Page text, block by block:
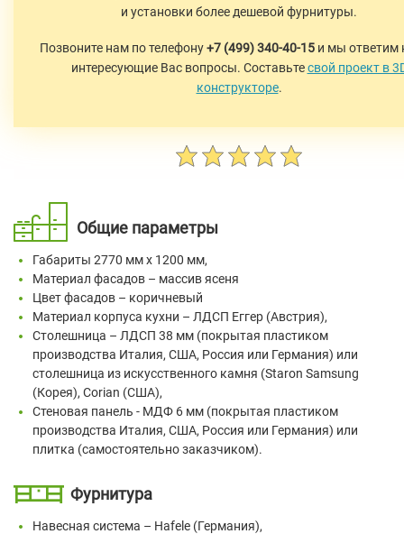
и установки более дешевой фурнитуры.
Позвоните нам по телефону+7 (499) 340-40-15 и мы ответим
интересующие Вас вопросы. Составьтесвой проект в
конструкторе.
Общие параметры
Габариты 2770 мм х 1200 мм,
Материал фасадов – массив ясеня
Цвет фасадов – коричневый
Материал корпуса кухни – ЛДСП Еггер (Австрия),
Столешница – ЛДСП 38 мм (покрытая пластиком
производства Италия, США, Россия или Германия) или
столешница из искусственного камня (Staron Samsung
(Корея), Corian (США),
Стеновая панель - МДФ 6 мм (покрытая пластиком
производства Италия, США, Россия или Германия) или
плитка (самостоятельно заказчиком).
Фурнитура
Навесная система – Hafele (Германия),